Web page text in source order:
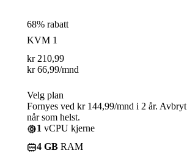
68% rabatt
KVM 1
kr 210,99
kr 66,99/mnd
Velg plan
Fornyes ved kr 144,99/mnd i 2 år. Avbryt
når som helst.
1 vCPU kjerne
4 GB RAM